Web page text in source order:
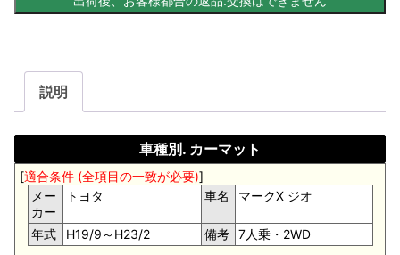
説明
車種別. カーマット
[適合条件 (全項目の一致が必要)]
メー
カー
トヨタ 車名 マークX ジオ
年式 H19/9～H23/2 備考 7人乗・2WD